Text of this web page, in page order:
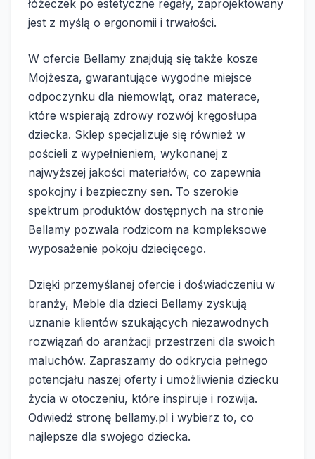
łóżeczek po estetyczne regały, zaprojektowany
jest z myślą o ergonomii i trwałości.
W ofercie Bellamy znajdują się także kosze
Mojżesza, gwarantujące wygodne miejsce
odpoczynku dla niemowląt, oraz materace,
które wspierają zdrowy rozwój kręgosłupa
dziecka. Sklep specjalizuje się również w
pościeli z wypełnieniem, wykonanej z
najwyższej jakości materiałów, co zapewnia
spokojny i bezpieczny sen. To szerokie
spektrum produktów dostępnych na stronie
Bellamy pozwala rodzicom na kompleksowe
wyposażenie pokoju dziecięcego.
Dzięki przemyślanej ofercie i doświadczeniu w
branży, Meble dla dzieci Bellamy zyskują
uznanie klientów szukających niezawodnych
rozwiązań do aranżacji przestrzeni dla swoich
maluchów. Zapraszamy do odkrycia pełnego
potencjału naszej oferty i umożliwienia dziecku
życia w otoczeniu, które inspiruje i rozwija.
Odwiedź stronę bellamy.pl i wybierz to, co
najlepsze dla swojego dziecka.